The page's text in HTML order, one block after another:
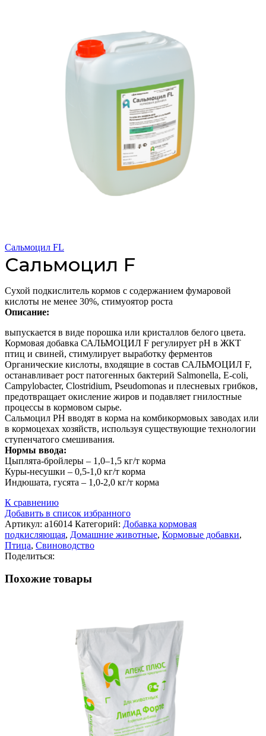
Сальмоцил FL
Сальмоцил F
Сухой подкислитель кормов с содержанием фумаровой
кислоты не менее 30%, стимуоятор роста
Описание:
выпускается в виде порошка или кристаллов белого цвета.
Кормовая добавка САЛЬМОЦИЛ F регулирует рН в ЖКТ
птиц и свиней, стимулирует выработку ферментов
Органические кислоты, входящие в состав САЛЬМОЦИЛ F,
останавливает рост патогенных бактерий Salmonella, E-coli,
Campylobacter, Clostridium, Pseudomonas и плесневых грибков,
предотвращает окисление жиров и подавляет гнилостные
процессы в кормовом сырье.
Сальмоцил PH вводят в корма на комбикормовых заводах или
в кормоцехах хозяйств, используя существующие технологии
ступенчатого смешивания.
Нормы ввода:
Цыплята-бройлеры – 1,0–1,5 кг/т корма
Куры-несушки – 0,5-1,0 кг/т корма
Индюшата, гусята – 1,0-2,0 кг/т корма
К сравнению
Добавить в список избранного
Артикул: а16014 Категорий: Добавка кормовая
подкисляющая, Домашние животные, Кормовые добавки,
Птица, Свиноводство
Поделиться:
Похожие товары